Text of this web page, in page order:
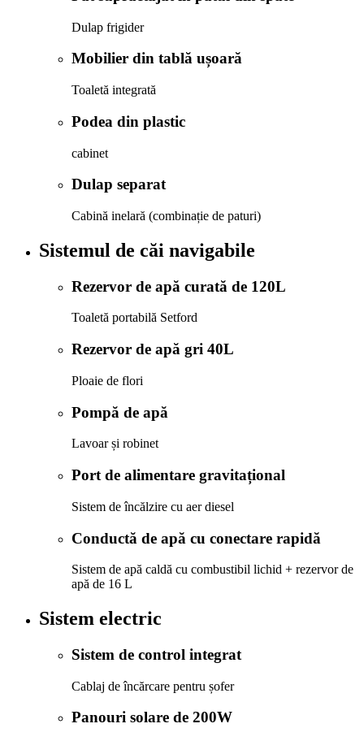
Dulap frigider
Mobilier din tablă ușoară
Toaletă integrată
Podea din plastic
cabinet
Dulap separat
Cabină inelară (combinație de paturi)
Sistemul de căi navigabile
Rezervor de apă curată de 120L
Toaletă portabilă Setford
Rezervor de apă gri 40L
Ploaie de flori
Pompă de apă
Lavoar și robinet
Port de alimentare gravitațional
Sistem de încălzire cu aer diesel
Conductă de apă cu conectare rapidă
Sistem de apă caldă cu combustibil lichid + rezervor de
apă de 16 L
Sistem electric
Sistem de control integrat
Cablaj de încărcare pentru șofer
Panouri solare de 200W